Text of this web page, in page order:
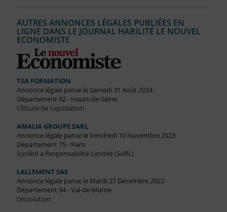
AUTRES ANNONCES LÉGALES PUBLIÉES EN
LIGNE DANS LE JOURNAL HABILITÉ LE NOUVEL
ECONOMISTE
TSA FORMATION
Annonce légale parue le Samedi 31 Août 2024
Département 92 - Hauts-de-Seine
Clôture de Liquidation
AMALIA GROUPE SARL
Annonce légale parue le Vendredi 10 Novembre 2023
Département 75 - Paris
Société à Responsabilité Limitée (SARL)
LALLEMENT SAS
Annonce légale parue le Mardi 27 Décembre 2022
Département 94 - Val-de-Marne
Dissolution